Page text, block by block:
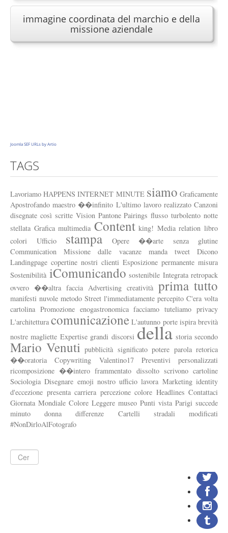
iComunicando
Chi ci ispira
Le nuvole
Profilo
Vision
Cosa facciamo
Missione
Dicono di noi
I nostri clienti
Scrivici
Dove siamo
immagine coordinata del marchio e della
missione aziendale
Joomla SEF URLs by Artio
TAGS
Lavoriamo HAPPENS INTERNET MINUTE siamo Graficamente
Apostrofando maestro ��infinito L'ultimo lavoro realizzato Canzoni
disegnate così scritte Vision Pantone Pairings flusso turbolento notte
stellata Grafica multimedia Content king! Media relation libro
colori
Ufficio stampa Opere ��arte senza
glutine
Communication
Missione dalle vacanze manda tweet
Dicono
Landingpage copertine nostri clienti Esposizione permanente misura
Sostenibilità iComunicando sostenibile Integrata retropack
ovvero ��altra faccia Advertising creatività prima tutto
manifesti nuvole metodo Street l'immediatamente percepito C'era volta
cartolina Promozione enogastronomica facciamo tuteliamo privacy
L'architettura comunicazione L'autunno porte ispira brevità
nostre magliette Expertise grandi discorsi della storia secondo
Mario Venuti pubblicità significato potere parola retorica
��oratoria
Copywriting Valentino17 Preventivi
personalizzati
ricomposizione ��intero frammentato dissolto scrivono cartoline
Sociologia Disegnare emoji nostro ufficio lavora Marketing identity
d'eccezione presenta carriera percezione colore Headlines Contattaci
Giornata Mondiale Colore Leggere museo Punti vista Parigi succede
minuto
donna differenze Cartelli stradali
modificati
#NonDirloAlFotografo